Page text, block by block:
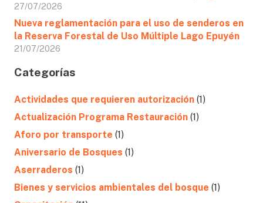
27/07/2026
Nueva reglamentación para el uso de senderos en
la Reserva Forestal de Uso Múltiple Lago Epuyén
21/07/2026
Categorías
Actividades que requieren autorización (1)
Actualización Programa Restauración (1)
Aforo por transporte (1)
Aniversario de Bosques (1)
Aserraderos (1)
Bienes y servicios ambientales del bosque (1)